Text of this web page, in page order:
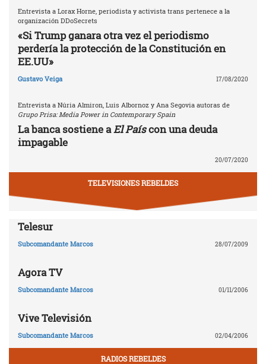
Entrevista a Lorax Horne, periodista y activista trans pertenece a la
organización DDoSecrets
«Si Trump ganara otra vez el periodismo
perdería la protección de la Constitución en
EE.UU»
Gustavo Veiga 17/08/2020
Entrevista a Núria Almiron, Luis Albornoz y Ana Segovia autoras de
Grupo Prisa: Media Power in Contemporary Spain
La banca sostiene aEl Paíscon una deuda
impagable
20/07/2020
TELEVISIONES REBELDES
Telesur
Subcomandante Marcos 28/07/2009
Agora TV
Subcomandante Marcos 01/11/2006
Vive Televisión
Subcomandante Marcos 02/04/2006
RADIOS REBELDES